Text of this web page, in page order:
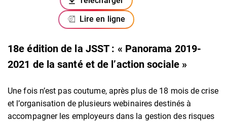
(ouverture dans un nouvel onglet)
Lire en ligne
18e édition de la JSST : « Panorama 2019-
2021 de la santé et de l’action sociale »
Une fois n’est pas coutume, après plus de 18 mois de crise
et l’organisation de plusieurs webinaires destinés à
accompagner les employeurs dans la gestion des risques